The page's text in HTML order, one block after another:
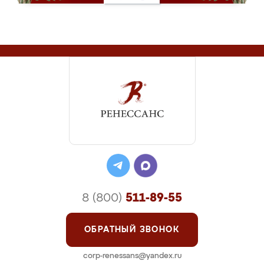
8 (800) 511-89-55
ОБРАТНЫЙ ЗВОНОК
corp-renessans@yandex.ru